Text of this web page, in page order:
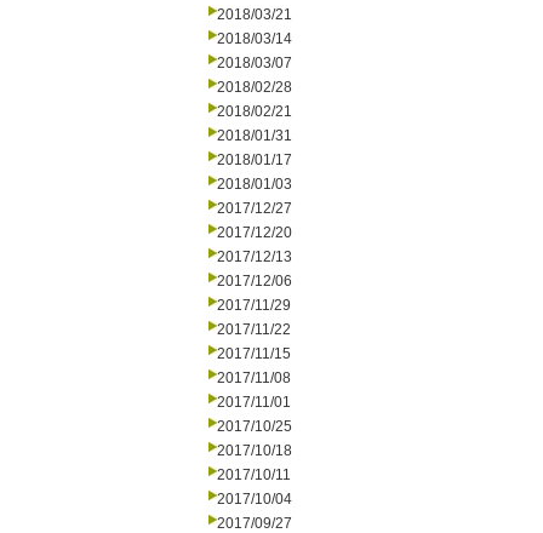
2018/03/21
2018/03/14
2018/03/07
2018/02/28
2018/02/21
2018/01/31
2018/01/17
2018/01/03
2017/12/27
2017/12/20
2017/12/13
2017/12/06
2017/11/29
2017/11/22
2017/11/15
2017/11/08
2017/11/01
2017/10/25
2017/10/18
2017/10/11
2017/10/04
2017/09/27